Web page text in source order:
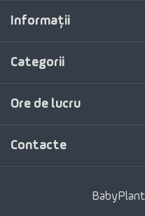
Informaţii
Categorii
Ore de lucru
Contacte